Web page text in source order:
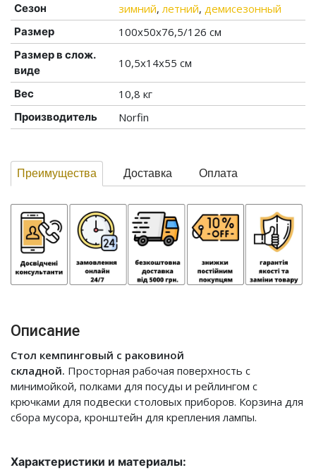
Сезон зимний, летний, демисезонный
Размер 100x50x76,5/126 см
Размер в слож.
виде
10,5x14x55 см
Вес 10,8 кг
Производитель Norfin
Преимущества Доставка Оплата
Описание
Стол кемпинговый с раковиной
складной. Просторная рабочая поверхность с
минимойкой, полками для посуды и рейлингом с
крючками для подвески столовых приборов. Корзина для
сбора мусора, кронштейн для крепления лампы.
Характеристики и материалы: